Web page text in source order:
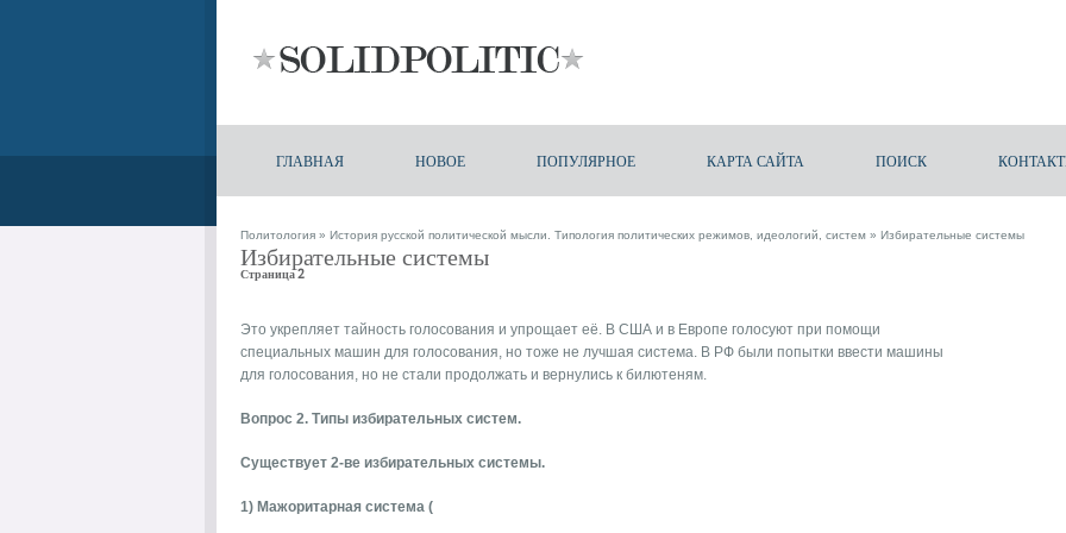
ГЛАВНАЯ НОВОЕ ПОПУЛЯРНОЕ КАРТА САЙТА ПОИСК
Политология » История русской политической мысли. Типология политических режимов, идеологий, систем » Избирательные системы
Избирательные системы
Страница 2
Это укрепляет тайность голосования и упрощает её. В США и в Европе голосуют при помощи
специальных машин для голосования, но тоже не лучшая система. В РФ были попытки ввести машины
для голосования, но не стали продолжать и вернулись к билютеням.
Вопрос 2. Типы избирательных систем.
Существует 2-ве избирательных системы.
1) Мажоритарная система (